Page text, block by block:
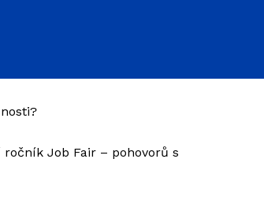
Job Fair – pohovorů s